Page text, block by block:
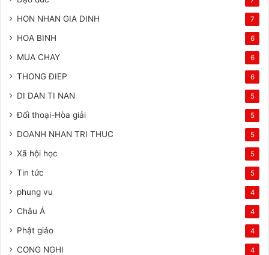
HON NHAN GIA DINH 7
HOA BINH 6
MUA CHAY 6
THONG ĐIEP 6
DI DAN TI NAN 5
Đối thoại-Hòa giải 5
DOANH NHAN TRI THUC 5
Xã hội học 5
Tin tức 5
phung vu 4
Châu Á 4
Phật giáo 4
CONG NGHI 4